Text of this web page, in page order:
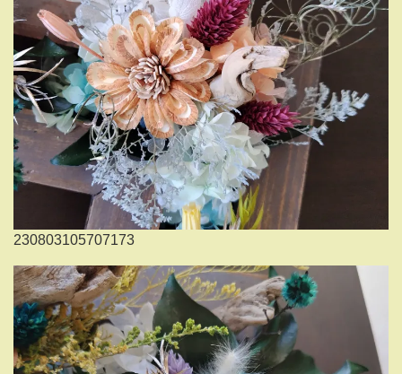
230803105707173